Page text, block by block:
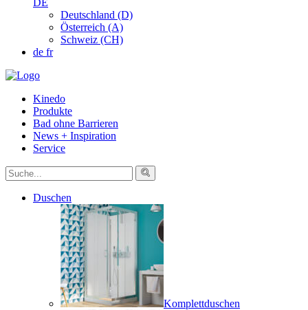
DE
Deutschland (D)
Österreich (A)
Schweiz (CH)
de fr
Kinedo
Produkte
Bad ohne Barrieren
News + Inspiration
Service
Duschen
Komplettduschen